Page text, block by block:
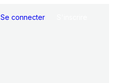
Se connecter